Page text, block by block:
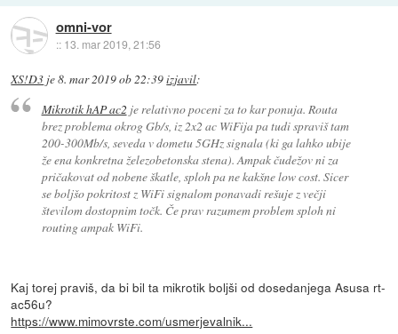
omni-vor
:: 13. mar 2019, 21:56
XS!D3 je8. mar 2019 ob 22:39izjavil:
Mikrotik hAP ac2je relativno poceni za to kar ponuja. Routa
brez problema okrog Gb/s, iz 2x2 ac WiFija pa tudi spraviš tam
200-300Mb/s, seveda v dometu 5GHz signala (ki ga lahko ubije
že ena konkretna železobetonska stena). Ampak čudežov ni za
pričakovat od nobene škatle, sploh pa ne kakšne low cost. Sicer
se boljšo pokritost z WiFi signalom ponavadi rešuje z večji
številom dostopnim točk. Če prav razumem problem sploh ni
routing ampak WiFi.
Kaj torej praviš, da bi bil ta mikrotik boljši od dosedanjega Asusa rt-
ac56u?
https://www.mimovrste.com/usmerjevalnik...